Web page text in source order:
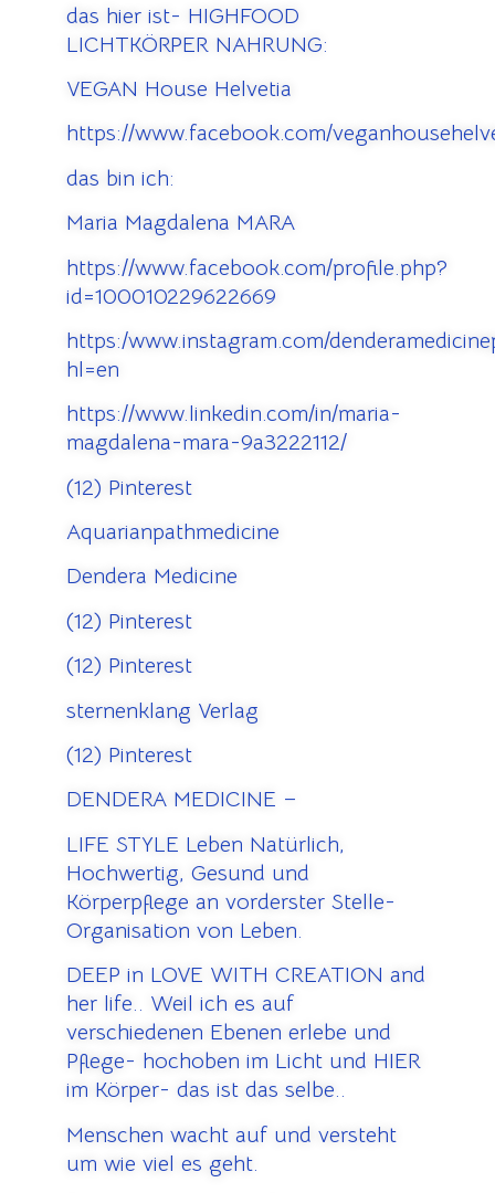
das hier ist- HIGHFOOD
LICHTKÖRPER NAHRUNG:
VEGAN House Helvetia
https://www.facebook.com/
das bin ich:
Maria Magdalena MARA
https://www.facebook.com/profile.php?
id=100010229622669
https:/www.instagram.com/
hl=en
https://www.linkedin.com/in/maria-
magdalena-mara-9a3222112/
(12) Pinterest
Aquarianpathmedicine
Dendera Medicine
(12) Pinterest
(12) Pinterest
sternenklang Verlag
(12) Pinterest
DENDERA MEDICINE –
LIFE STYLE Leben Natürlich,
Hochwertig, Gesund und
Körperpflege an vorderster Stelle-
Organisation von Leben.
DEEP in LOVE WITH CREATION and
her life.. Weil ich es auf
verschiedenen Ebenen erlebe und
Pflege- hochoben im Licht und HIER
im Körper- das ist das selbe..
Menschen wacht auf und versteht
um wie viel es geht.